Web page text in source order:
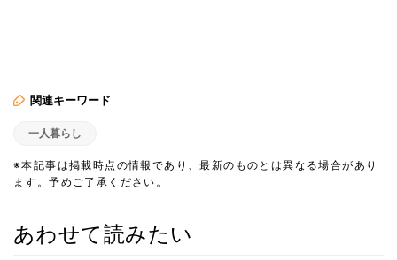
関連キーワード
一人暮らし
※本記事は掲載時点の情報であり、最新のものとは異なる場合があり
ます。予めご了承ください。
あわせて読みたい